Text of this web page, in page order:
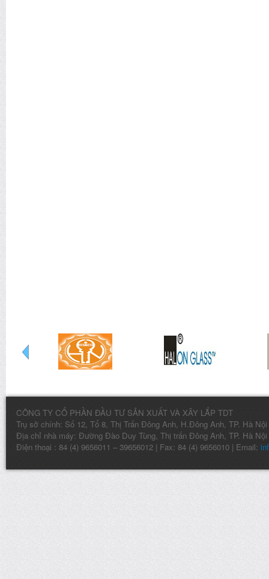
CÔNG TY CỔ PHẦN ĐẦU TƯ SẢN XUẤT VÀ XÂY LẮP TDT
Trụ sở chính: Số 12, Tổ 8, Thị Trấn Đông Anh, H.Đông Anh, TP. Hà Nội
Địa chỉ nhà máy: Đường Đào Duy Tùng, Thị trấn Đông Anh, TP. Hà Nội
Điện thoại : 84 (4) 9656011 – 39656012 | Fax: 84 (4) 9656010 | Email: